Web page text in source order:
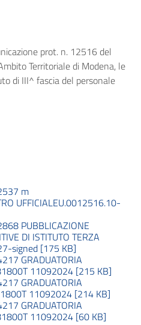
prot. n. 12516 del
Territoriale di Modena, le
di III^ fascia del personale
m
UFFICIALEU.0012516.10-
PUBBLICAZIONE
DI ISTITUTO TERZA
signed [175 KB]
GRADUATORIA
11092024 [215 KB]
GRADUATORIA
11092024 [214 KB]
GRADUATORIA
11092024 [60 KB]